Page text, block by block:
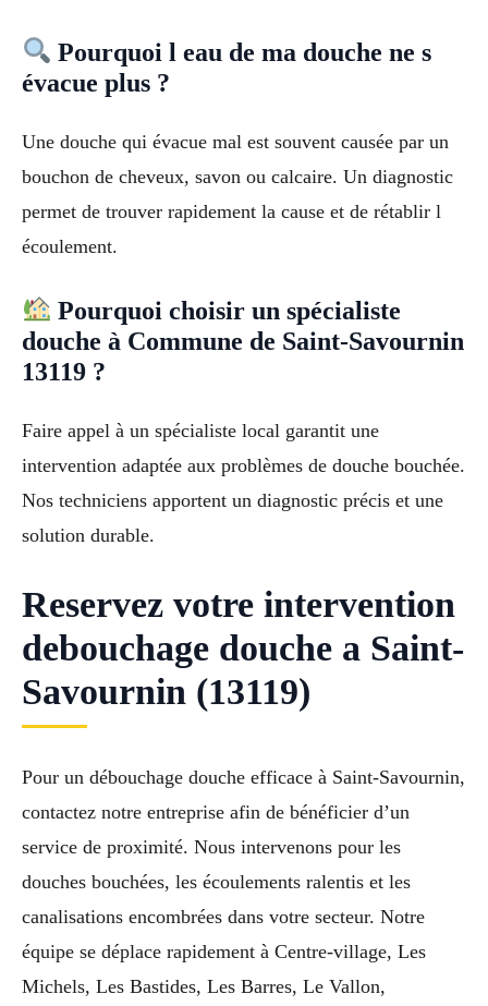
Pourquoi l eau de ma douche ne s
évacue plus ?
Une douche qui évacue mal est souvent causée par un
bouchon de cheveux, savon ou calcaire. Un diagnostic
permet de trouver rapidement la cause et de rétablir l
écoulement.
Pourquoi choisir un spécialiste
douche à Commune de Saint-Savournin
13119 ?
Faire appel à un spécialiste local garantit une
intervention adaptée aux problèmes de douche bouchée.
Nos techniciens apportent un diagnostic précis et une
solution durable.
Reservez votre intervention
debouchage douche a Saint-
Savournin (13119)
Pour un débouchage douche efficace à Saint-Savournin,
contactez notre entreprise afin de bénéficier d’un
service de proximité. Nous intervenons pour les
douches bouchées, les écoulements ralentis et les
canalisations encombrées dans votre secteur. Notre
équipe se déplace rapidement à Centre-village, Les
Michels, Les Bastides, Les Barres, Le Vallon,